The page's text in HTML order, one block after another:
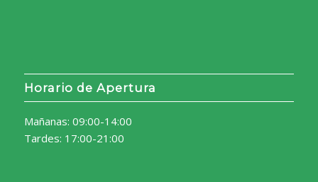
Horario de Apertura
Mañanas: 09:00-14:00
Tardes: 17:00-21:00